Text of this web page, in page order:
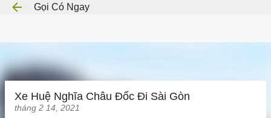
Chuyển đến nội dung chính
Gọi Có Ngay
Xe Huệ Nghĩa Châu Đốc Đi Sài Gòn
tháng 2 14, 2021